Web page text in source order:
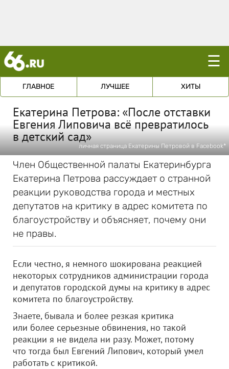
☰
ГЛАВНОЕ ЛУЧШЕЕ ХИТЫ
Екатерина Петрова: «После отставки
Евгения Липовича всё превратилось
в детский сад»
личная страница Екатерины Петровой в Facebook*
Член Общественной палаты Екатеринбурга
Екатерина Петрова рассуждает о странной
реакции руководства города и местных
депутатов на критику в адрес комитета по
благоустройству и объясняет, почему они
не правы.
Если честно, я немного шокирована реакцией
некоторых сотрудников администрации города
и депутатов городской думы на критику в адрес
комитета по благоустройству.
Знаете, бывала и более резкая критика
или более серьезные обвинения, но такой
реакции я не видела ни разу. Может, потому
что тогда был Евгений Липович, который умел
работать с критикой.